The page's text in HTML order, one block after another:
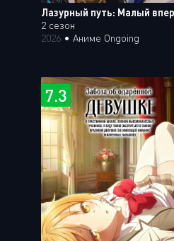
Лазурный путь: Малый
2 сезон
2026 • Аниме Ongoing
7.3